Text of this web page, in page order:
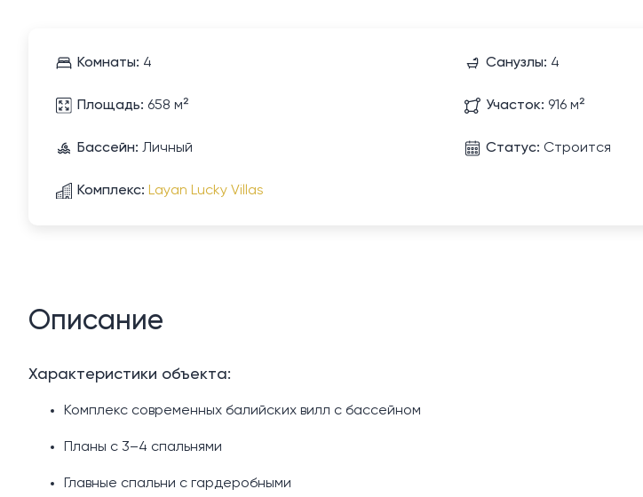
Комнаты: 4 Санузлы: 4
Площадь: 658 м² Участок: 916 м²
Бассейн: Личный Статус: Строится
Комплекс: Layan Lucky Villas
Описание
Характеристики объекта:
Комплекс современных балийских вилл с бассейном
Планы с 3–4 спальнями
Главные спальни с гардеробными